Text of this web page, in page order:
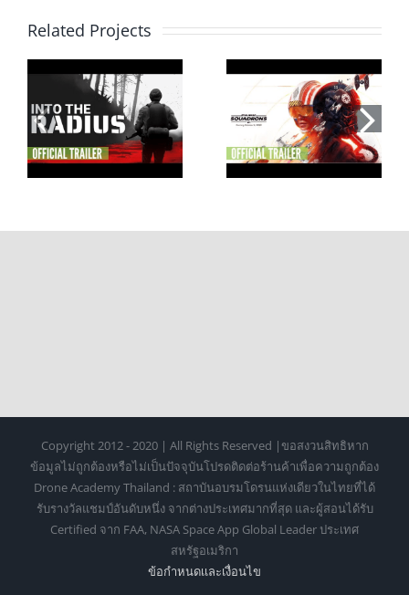
Related Projects
Star Wars:
Squadrons VR
รองรับได้รับการ
YUR อันดับเกม VR
Fitness
Copyright 2012 - 2020 | All Rights Reserved |ขอสงวนสิทธิหาก
ข้อมูลไม่ถูกต้องหรือไม่เป็นปัจจุบันโปรดติดต่อร้านค้าเพื่อความถูกต้อง
Drone Academy Thailand : สถาบันอบรมโดรนแห่งเดียวในไทยที่ได้
รับรางวัลแชมป์อันดับหนึ่ง จากต่างประเทศมากที่สุด และผู้สอนได้รับ
Certified จาก FAA, NASA Space App Global Leader ประเทศ
สหรัฐอเมริกา
ข้อกำหนดเเละเงื่อนไข